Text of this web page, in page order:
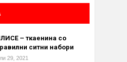
– ткаенина со
ситни набори
29, 2021